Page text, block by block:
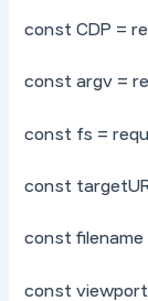
const CDP =
const argv =
const fs =
const
const filename
const